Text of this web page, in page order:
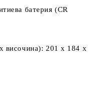
батерия (CR
височина): 201 x 184 x